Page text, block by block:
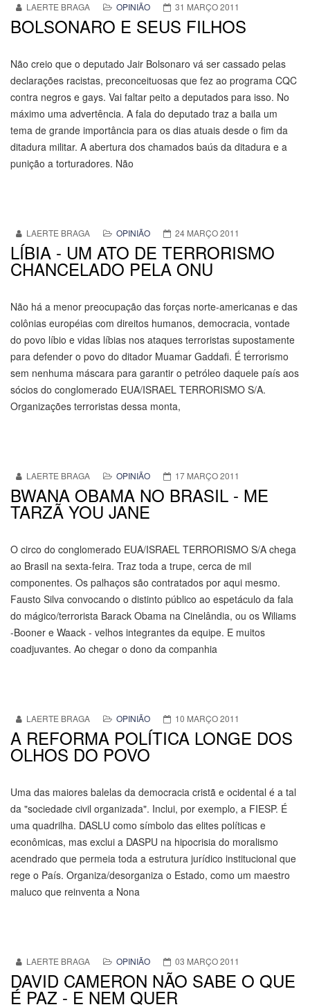
LAERTE BRAGA OPINIÃO 31 MARÇO 2011
BOLSONARO E SEUS FILHOS
Não creio que o deputado Jair Bolsonaro vá ser cassado pelas
declarações racistas, preconceituosas que fez ao programa CQC
contra negros e gays. Vai faltar peito a deputados para isso. No
máximo uma advertência. A fala do deputado traz a baila um
tema de grande importância para os dias atuais desde o fim da
ditadura militar. A abertura dos chamados baús da ditadura e a
punição a torturadores. Não
LAERTE BRAGA OPINIÃO 24 MARÇO 2011
LÍBIA - UM ATO DE TERRORISMO
CHANCELADO PELA ONU
Não há a menor preocupação das forças norte-americanas e das
colônias européias com direitos humanos, democracia, vontade
do povo líbio e vidas líbias nos ataques terroristas supostamente
para defender o povo do ditador Muamar Gaddafi. É terrorismo
sem nenhuma máscara para garantir o petróleo daquele país aos
sócios do conglomerado EUA/ISRAEL TERRORISMO S/A.
Organizações terroristas dessa monta,
LAERTE BRAGA OPINIÃO 17 MARÇO 2011
BWANA OBAMA NO BRASIL - ME
TARZÃ YOU JANE
O circo do conglomerado EUA/ISRAEL TERRORISMO S/A chega
ao Brasil na sexta-feira. Traz toda a trupe, cerca de mil
componentes. Os palhaços são contratados por aqui mesmo.
Fausto Silva convocando o distinto público ao espetáculo da fala
do mágico/terrorista Barack Obama na Cinelândia, ou os Wiliams
-Booner e Waack - velhos integrantes da equipe. E muitos
coadjuvantes. Ao chegar o dono da companhia
LAERTE BRAGA OPINIÃO 10 MARÇO 2011
A REFORMA POLÍTICA LONGE DOS
OLHOS DO POVO
Uma das maiores balelas da democracia cristã e ocidental é a tal
da "sociedade civil organizada". Inclui, por exemplo, a FIESP. É
uma quadrilha. DASLU como símbolo das elites políticas e
econômicas, mas exclui a DASPU na hipocrisia do moralismo
acendrado que permeia toda a estrutura jurídico institucional que
rege o País. Organiza/desorganiza o Estado, como um maestro
maluco que reinventa a Nona
LAERTE BRAGA OPINIÃO 03 MARÇO 2011
DAVID CAMERON NÃO SABE O QUE
É PAZ - E NEM QUER